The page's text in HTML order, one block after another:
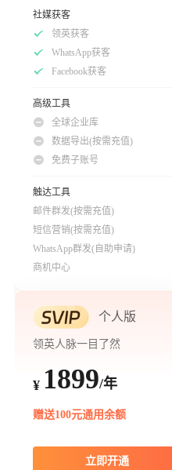
社媒获客
领英获客
WhatsApp获客
Facebook获客
高级工具
全球企业库
数据导出(按需充值)
免费子账号
触达工具
邮件群发(按需充值)
短信营销(按需充值)
WhatsApp群发(自助申请)
商机中心
个人版
领英人脉一目了然
¥ 1899/年
赠送100元通用余额
立即开通